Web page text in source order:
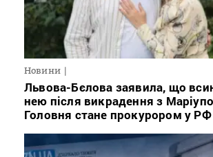
Новини
Львова-Бєлова заявила, що
нею після викрадення з
Головня стане прокурором у РФ